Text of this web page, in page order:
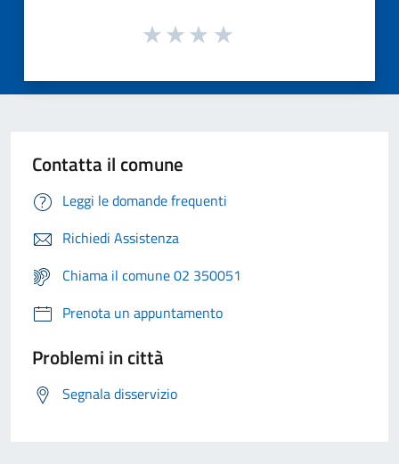
Contatta il comune
Leggi le domande frequenti
Richiedi Assistenza
Chiama il comune 02 350051
Prenota un appuntamento
Problemi in città
Segnala disservizio